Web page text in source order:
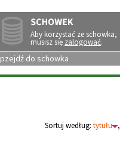
Aby korzystać ze schowka,
musisz się zalogować.
pzejdź do schowka
Sortuj według: tytułu ,